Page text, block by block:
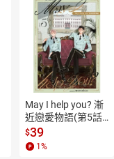
May I help you? 漸
近戀愛物語(第5話)
【電子書】
$39
1 %